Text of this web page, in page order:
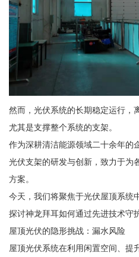
然而，光伏系统的长期稳定运行，
尤其是支撑整个系统的支架。
作为深耕清洁能源领域二十余年的
光伏支架的研发与创新，致力于为
方案。
今天，我们将聚焦于光伏屋顶系
探讨神龙拜耳如何通过先进技术守
屋顶光伏的隐形挑战：漏水风险
屋顶光伏系统在利用闲置空间、提